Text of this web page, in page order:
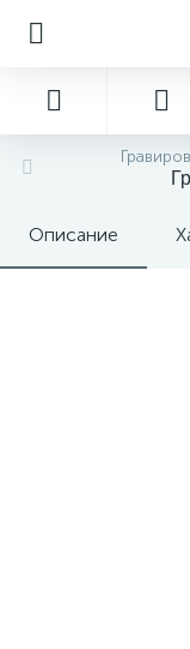
Описание